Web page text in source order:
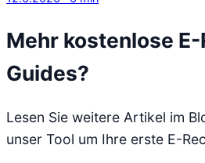
Mehr kostenlose
Guides?
Lesen Sie weitere Artikel im
unser Tool um Ihre erste E-